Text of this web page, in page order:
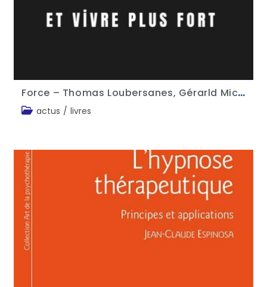
Force – Thomas Loubersanes, Gérarld Michiara, Maxime Bellego
actus / livres